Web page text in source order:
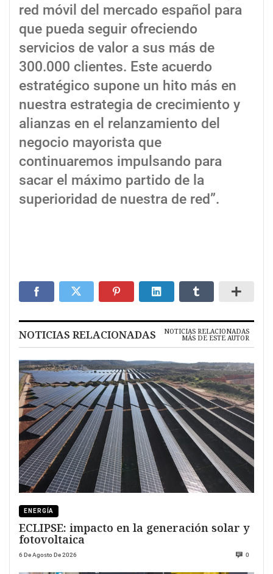
red móvil del mercado español para
que pueda seguir ofreciendo
servicios de valor a sus más de
300.000 clientes. Este acuerdo
estratégico supone un hito más en
nuestra estrategia de crecimiento y
alianzas en el relanzamiento del
negocio mayorista que
continuaremos impulsando para
sacar el máximo partido de la
superioridad de nuestra de red”.
NOTICIAS RELACIONADAS NOTICIAS RELACIONADAS
MÁS DE ESTE AUTOR
ENERGÍA
ECLIPSE: impacto en la generación solar y
fotovoltaica
6 De Agosto De 2026 0